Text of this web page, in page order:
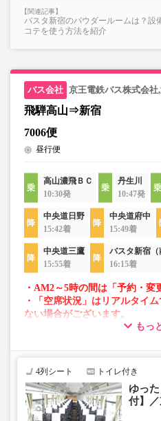
バスタ新宿のパウダールームは？設
コテを使う方法を紹介
京王電鉄バス株式会
飛騨高山⇒新宿
7006便
昼行便
高山濃飛ＢＣ
10:30発
丹生川
10:47発
中央道日野
15:42着
中央道府中
15:49着
中央道三鷹
15:55着
バスタ新宿（
16:15着
・AM2～5時の間は「予約・変
・「空席状況」はリアルタイ
ない場合がございます。
・車両は予告なく変更となる
で、あらかじめご了承ください
もっ
4列シート トイレ付き
ゆっ
付】